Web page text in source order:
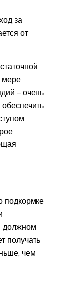
за
от
мере
– очень
подкормке
должном
получать
чем